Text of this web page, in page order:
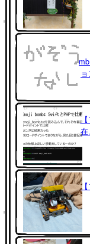
【
在